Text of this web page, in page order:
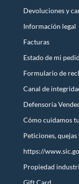
Devoluciones y
Información legal
Facturas
Estado de mi
Formulario de
Canal de
Defensoría
Cómo cuidamos
Peticiones,
https://
Propiedad